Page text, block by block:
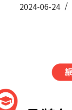
2024-06-24